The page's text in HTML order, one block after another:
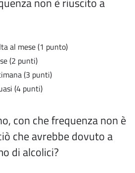
al mese (1 punto)
(2 punti)
(3 punti)
(4 punti)
con che frequenza non è
che avrebbe dovuto a
di alcolici?